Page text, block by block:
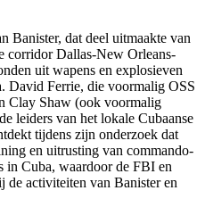
Banister, dat deel uitmaakte van
corridor Dallas-New Orleans-
uit wapens en explosieven
David Ferrie, die voormalig OSS
Clay Shaw (ook voormalig
leiders van het lokale Cubaanse
tijdens zijn onderzoek dat
en uitrusting van commando-
in Cuba, waardoor de FBI en
activiteiten van Banister en